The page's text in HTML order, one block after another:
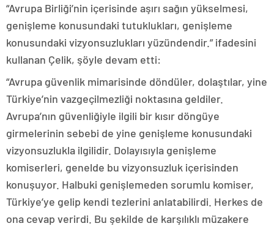
“Avrupa Birliği’nin içerisinde aşırı sağın yükselmesi,
genişleme konusundaki tutuklukları, genişleme
konusundaki vizyonsuzlukları yüzündendir.” ifadesini
kullanan Çelik, şöyle devam etti:
“Avrupa güvenlik mimarisinde döndüler, dolaştılar, yine
Türkiye’nin vazgeçilmezliği noktasına geldiler.
Avrupa’nın güvenliğiyle ilgili bir kısır döngüye
girmelerinin sebebi de yine genişleme konusundaki
vizyonsuzlukla ilgilidir. Dolayısıyla genişleme
komiserleri, genelde bu vizyonsuzluk içerisinden
konuşuyor. Halbuki genişlemeden sorumlu komiser,
Türkiye’ye gelip kendi tezlerini anlatabilirdi. Herkes de
ona cevap verirdi. Bu şekilde de karşılıklı müzakere